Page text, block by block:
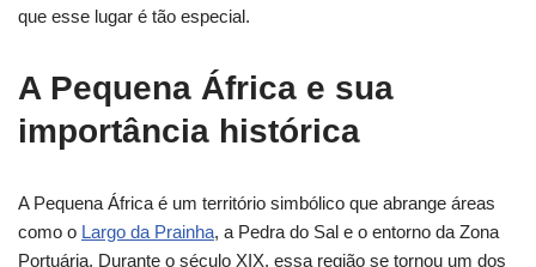
que esse lugar é tão especial.
A Pequena África e sua
importância histórica
A Pequena África é um território simbólico que abrange áreas
como o Largo da Prainha, a Pedra do Sal e o entorno da Zona
Portuária. Durante o século XIX, essa região se tornou um dos